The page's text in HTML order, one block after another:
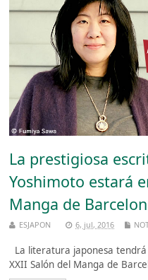
La prestigiosa
Yoshimoto estará
Manga de
ESJAPON 6, jul, 2016
La literatura japonesa
XXII Salón del Manga de